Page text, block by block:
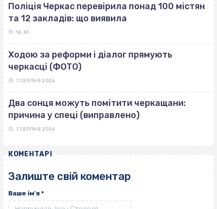
Поліція Черкас перевірила понад 100 містян
та 12 закладів: що виявила
18:39
Ходою за реформи і діалог прямують
черкасці (ФОТО)
7 СЕРПНЯ 2026
Два сонця можуть помітити черкащани:
причина у спеці (виправлено)
7 СЕРПНЯ 2026
КОМЕНТАРІ
Залиште свій коментар
Ваше ім'я *